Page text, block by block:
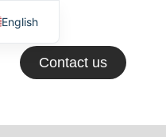
Contact us
English
Greek